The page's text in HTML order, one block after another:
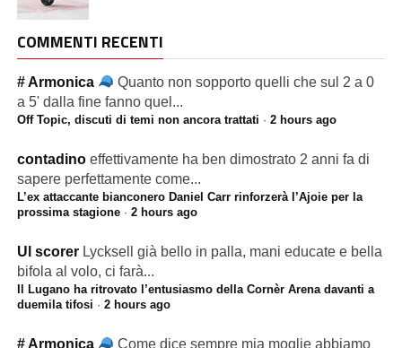
COMMENTI RECENTI
# Armonica
Quanto non sopporto quelli che sul 2 a 0
a 5' dalla fine fanno quel...
Off Topic, discuti di temi non ancora trattati · 2 hours ago
contadino effettivamente ha ben dimostrato 2 anni fa di
sapere perfettamente come...
L’ex attaccante bianconero Daniel Carr rinforzerà l’Ajoie per la
prossima stagione· 2 hours ago
Ul scorer Lycksell già bello in palla, mani educate e bella
bifola al volo, ci farà...
Il Lugano ha ritrovato l’entusiasmo della Cornèr Arena davanti a
duemila tifosi · 2 hours ago
# Armonica
Come dice sempre mia moglie abbiamo